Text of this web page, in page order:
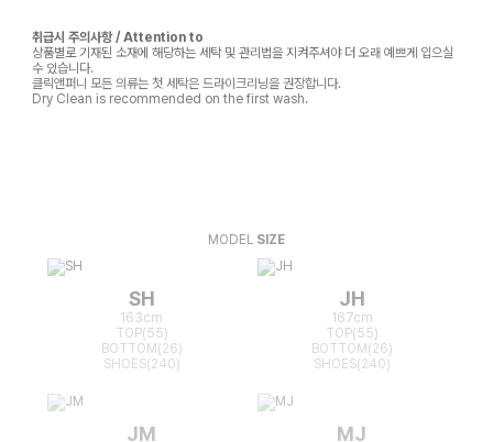
취급시 주의사항 / Attention to
상품별로 기재된 소재에 해당하는 세탁 및 관리법을 지켜주셔야 더 오래 예쁘게 입으실
수 있습니다.
클릭앤퍼니 모든 의류는 첫 세탁은 드라이크리닝을 권장합니다.
Dry Clean is recommended on the first wash.
MODEL SIZE
SH
163cm
TOP(55)
BOTTOM(26)
SHOES(240)
JH
167cm
TOP(55)
BOTTOM(26)
SHOES(240)
JM MJ